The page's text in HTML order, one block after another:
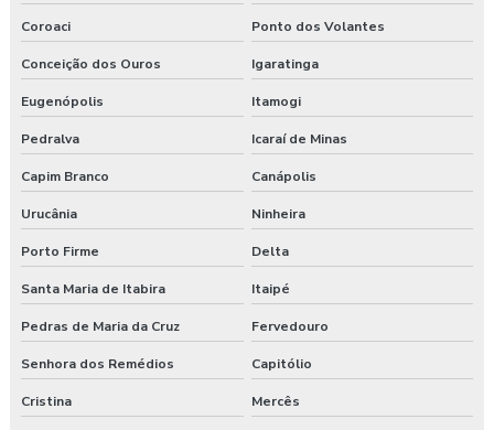
Coroaci Ponto dos Volantes
Conceição dos Ouros Igaratinga
Eugenópolis Itamogi
Pedralva Icaraí de Minas
Capim Branco Canápolis
Urucânia Ninheira
Porto Firme Delta
Santa Maria de Itabira Itaipé
Pedras de Maria da Cruz Fervedouro
Senhora dos Remédios Capitólio
Cristina Mercês